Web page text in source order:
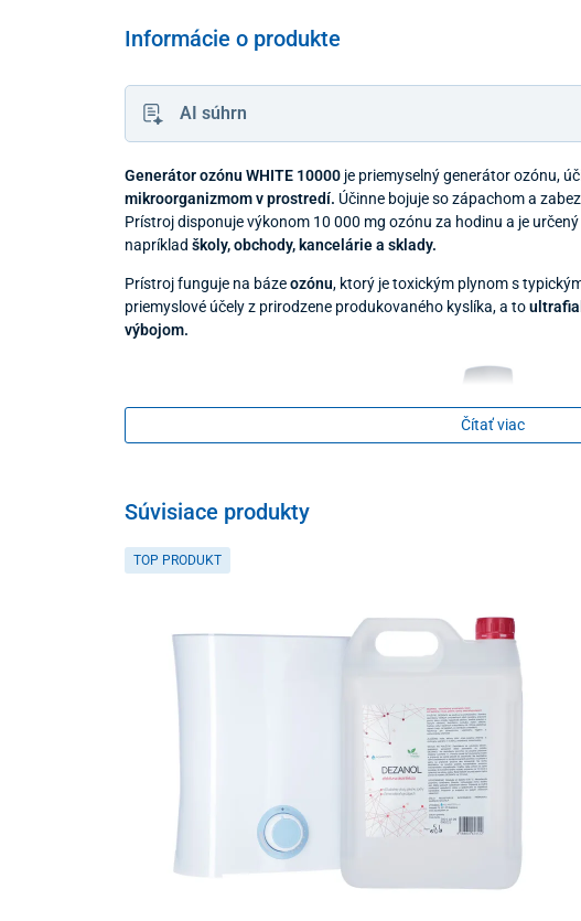
Informácie o produkte
AI súhrn
Generátor ozónu WHITE 10000je priemyselný generátor ozónu,
mikroorganizmom v prostredí. Účinne bojuje so zápachom a
Prístroj disponuje výkonom 10 000 mg ozónu za hodinu a je
napríklad školy, obchody, kancelárie a sklady.
Prístroj funguje na bázeozónu, ktorý je toxickým plynom s
priemyslové účely z prirodzene produkovaného kyslíka, a to
výbojom.
Čítať viac
Súvisiace produkty
TOP PRODUKT